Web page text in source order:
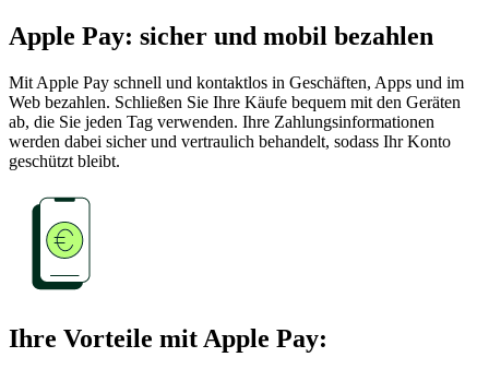
Apple Pay: sicher und mobil bezahlen
Mit Apple Pay schnell und kontaktlos in Geschäften, Apps und im
Web bezahlen. Schließen Sie Ihre Käufe bequem mit den Geräten
ab, die Sie jeden Tag verwenden. Ihre Zahlungsinformationen
werden dabei sicher und vertraulich behandelt, sodass Ihr Konto
geschützt bleibt.
Ihre Vorteile mit Apple Pay: